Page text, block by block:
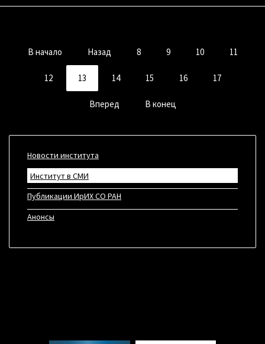
В начало Назад 8 9 10 11
12 13 14 15 16 17
Вперед В конец
Новости института
Институт в СМИ
Публикации ИрИХ СО РАН
Анонсы